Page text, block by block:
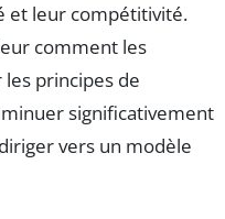
et leur compétitivité.
comment les
principes de
significativement
vers un modèle